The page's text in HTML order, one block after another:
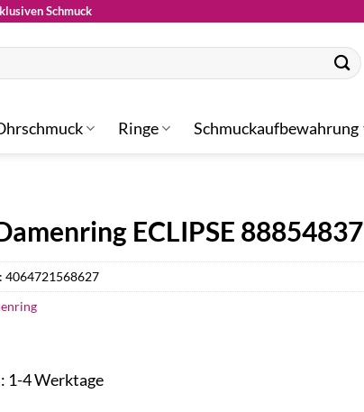
Schmuck
Ringe Schmuckaufbewahrung
ECLIPSE 88854837
1-4 Werktage
4064721568627